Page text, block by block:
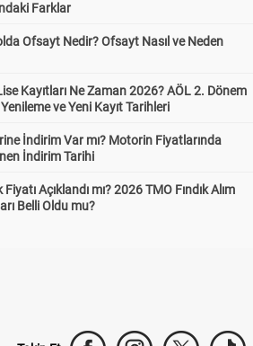
Farklar
Ofsayt Nedir? Ofsayt Nasıl ve Neden
Kayıtları Ne Zaman 2026? AÖL 2. Dönem
Yenileme ve Yeni Kayıt Tarihleri
İndirim Var mı? Motorin Fiyatlarında
İndirim Tarihi
Fiyatı Açıklandı mı? 2026 TMO Fındık Alım
Belli Oldu mu?